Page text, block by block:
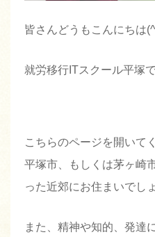
皆さんどうもこんにちは
就労移行ITスクール平塚で
こちらのページを開いて
平塚市、もしくは茅ヶ崎
った近郊にお住まいでし
また、精神や知的、発達